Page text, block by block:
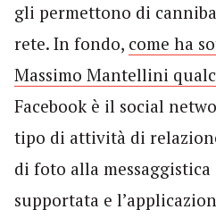
gli permettono di
rete. In fondo, come ha
Massimo Mantellini
Facebook è il social
tipo di attività di
di foto alla messaggistica
supportata e